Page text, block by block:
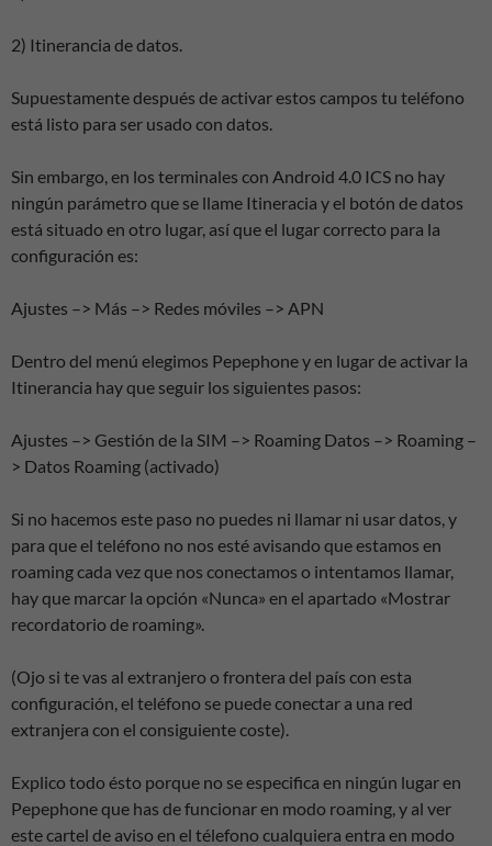
2) Itinerancia de datos.
Supuestamente después de activar estos campos tu teléfono
está listo para ser usado con datos.
Sin embargo, en los terminales con Android 4.0 ICS no hay
ningún parámetro que se llame Itineracia y el botón de datos
está situado en otro lugar, así que el lugar correcto para la
configuración es:
Ajustes –> Más –> Redes móviles –> APN
Dentro del menú elegimos Pepephone y en lugar de activar la
Itinerancia hay que seguir los siguientes pasos:
Ajustes –> Gestión de la SIM –> Roaming Datos –> Roaming –
> Datos Roaming (activado)
Si no hacemos este paso no puedes ni llamar ni usar datos, y
para que el teléfono no nos esté avisando que estamos en
roaming cada vez que nos conectamos o intentamos llamar,
hay que marcar la opción «Nunca» en el apartado «Mostrar
recordatorio de roaming».
(Ojo si te vas al extranjero o frontera del país con esta
configuración, el teléfono se puede conectar a una red
extranjera con el consiguiente coste).
Explico todo ésto porque no se especifica en ningún lugar en
Pepephone que has de funcionar en modo roaming, y al ver
este cartel de aviso en el télefono cualquiera entra en modo